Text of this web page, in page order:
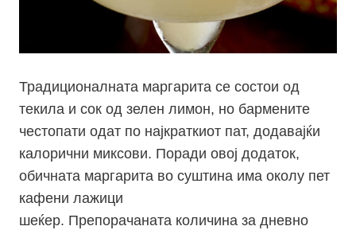
Традиционалната маргарита се состои од
текила и сок од зелен лимон, но бармените
честопати одат по најкраткиот пат, додавајќи
калорични миксови. Поради овој додаток,
обичната маргарита во суштина има околу пет
кафени лажици
шеќер. Препорачаната количина за дневно